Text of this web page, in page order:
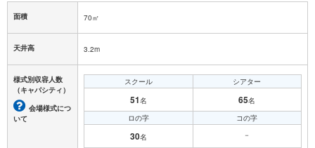
面積 70㎡
天井高 3.2m
様式別収容人数
（キャパシティ）
会場様式につ
いて
スクール
51名
シアター
65名
ロの字
30名
コの字
－